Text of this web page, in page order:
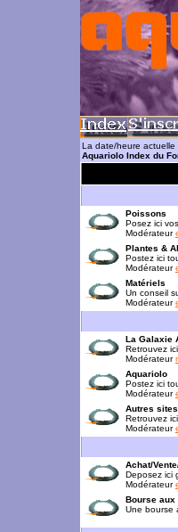
La date/heure
Aquariolo Index du
Poissons
Posez ici
Modérateur
Plantes &
Postez ici
Modérateur
Matériels
Un conseil
Modérateur
La Galaxie
Retrouvez
Modérateur
Aquariolo
Postez ici
Modérateur
Autres sites
Retrouvez
Modérateur
Achat/
Deposez ici
Modérateur
Bourse aux
Une bourse